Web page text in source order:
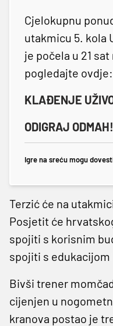
Cjelokupnu
utakmicu 5. kola
je počela u 21
pogledajte ovdje:
KLAĐENJE
ODIGRAJ ODMAH!
Igre na sreću mogu
Terzić će na
Posjetit će
spojiti s korisnim
spojiti s edukacijom
Bivši trener
cijenjen u
kranova postao je